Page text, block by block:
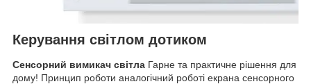
Керування світлом дотиком
Сенсорний вимикач світла Гарне та практичне рішення для
дому! Принцип роботи аналогічний роботі екрана сенсорного